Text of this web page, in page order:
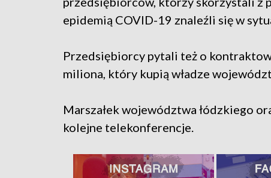
epidemią COVID-19 znaleźli się w
Przedsiębiorcy pytali też o
miliona, który kupią władze
Marszałek województwa łódzkiego
kolejne telekonferencje.